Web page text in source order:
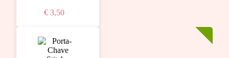
€ 3,50